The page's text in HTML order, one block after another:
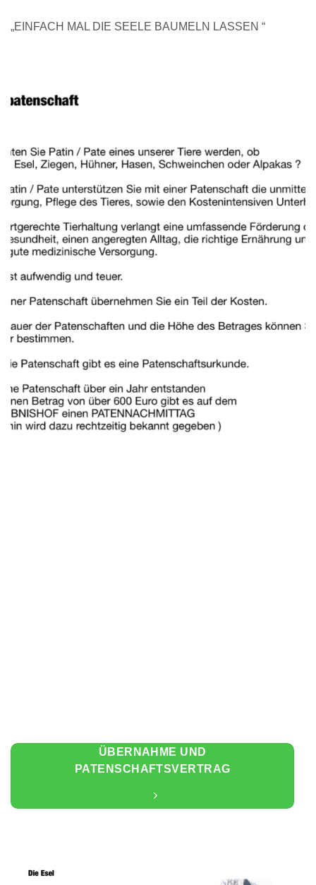
„EINFACH MAL DIE SEELE BAUMELN LASSEN “
ÜBERNAHME UND
PATENSCHAFTSVERTRAG